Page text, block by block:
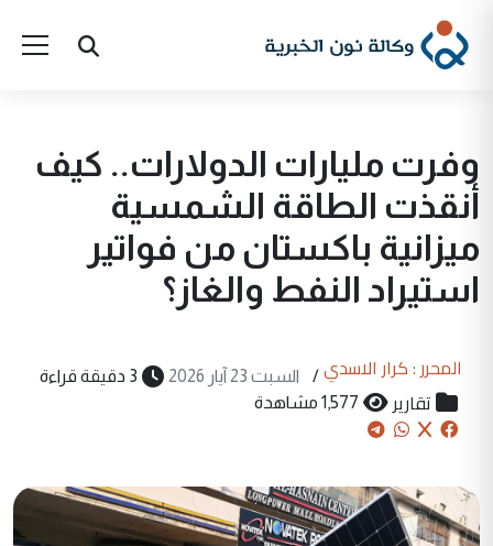
وفرت مليارات الدولارات.. كيف
أنقذت الطاقة الشمسية
ميزانية باكستان من فواتير
استيراد النفط والغاز؟
المحرر : كرار الاسدي / السبت 23 آيار 2026 3 دقيقة قراءة
تقارير 1,577 مشاهدة